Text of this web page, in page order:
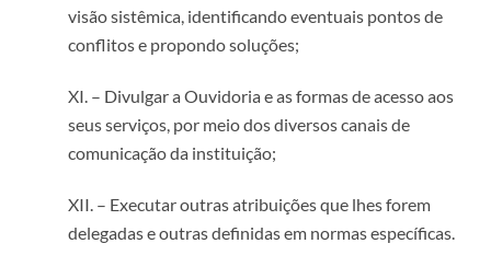
visão sistêmica, identificando eventuais pontos de
conflitos e propondo soluções;
XI. – Divulgar a Ouvidoria e as formas de acesso aos
seus serviços, por meio dos diversos canais de
comunicação da instituição;
XII. – Executar outras atribuições que lhes forem
delegadas e outras definidas em normas específicas.